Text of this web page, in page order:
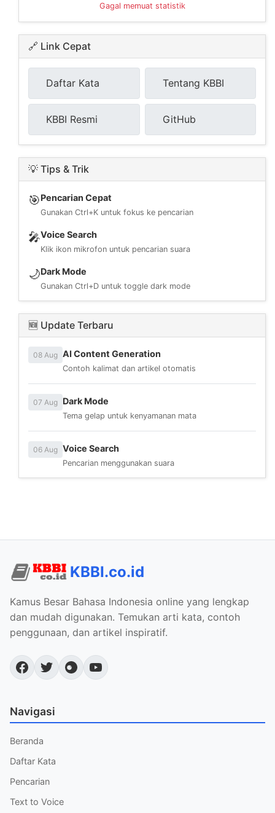
Gagal memuat statistik
🔗 Link Cepat
Daftar Kata Tentang KBBI
KBBI Resmi GitHub
💡 Tips & Trik
🎯Pencarian Cepat
Gunakan Ctrl+K untuk fokus ke pencarian
🎤Voice Search
Klik ikon mikrofon untuk pencarian suara
🌙Dark Mode
Gunakan Ctrl+D untuk toggle dark mode
🆕 Update Terbaru
08 Aug AI Content Generation
Contoh kalimat dan artikel otomatis
07 Aug Dark Mode
Tema gelap untuk kenyamanan mata
06 Aug Voice Search
Pencarian menggunakan suara
KBBI.co.id
Kamus Besar Bahasa Indonesia online yang lengkap
dan mudah digunakan. Temukan arti kata, contoh
penggunaan, dan artikel inspiratif.
Navigasi
Beranda
Daftar Kata
Pencarian
Text to Voice